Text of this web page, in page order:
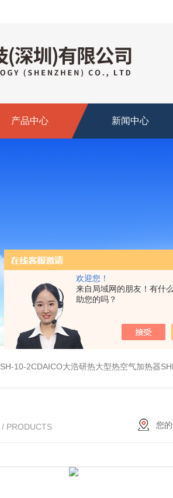
欢迎您！
来自局域网的朋友！有什
助您的吗？
产品中心 新闻中心
SH-10-2CDAICO大浩研热大型热空气加热器
/ PRODUCTS 您的